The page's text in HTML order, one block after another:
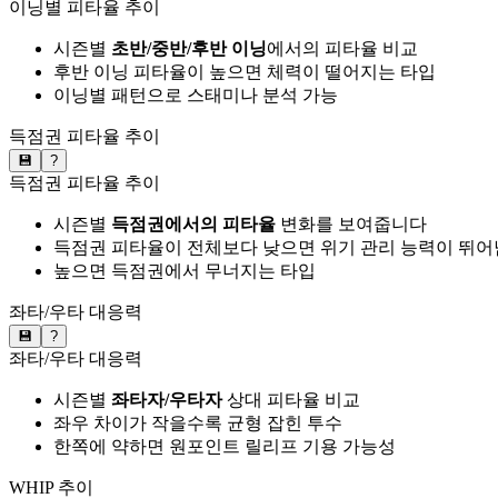
이닝별 피타율 추이
시즌별 초반/중반/후반 이닝에서의 피타율 비교
후반 이닝 피타율이 높으면 체력이 떨어지는 타입
이닝별 패턴으로 스태미나 분석 가능
득점권 피타율 추이
💾 ?
득점권 피타율 추이
시즌별 득점권에서의 피타율 변화를 보여줍니다
득점권 피타율이 전체보다 낮으면 위기 관리 능력이 뛰어
높으면 득점권에서 무너지는 타입
좌타/우타 대응력
💾 ?
좌타/우타 대응력
시즌별 좌타자/우타자상대 피타율 비교
좌우 차이가 작을수록 균형 잡힌 투수
한쪽에 약하면 원포인트 릴리프 기용 가능성
WHIP 추이